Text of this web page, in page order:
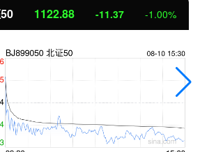
1122.88 -11.37 -1.00%